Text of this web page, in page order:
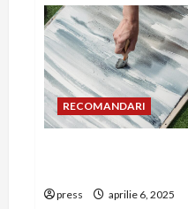
să
construiești
o
strategie
de
PR
digital
pentru
afacerea
ta
RECOMANDARI
press aprilie 6, 2025